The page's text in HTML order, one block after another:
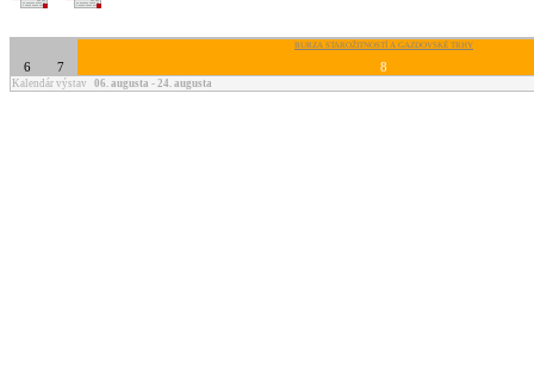
6 7
BURZA STAROŽITNOSTÍ A GAZDOVSKÉ TRHY
8
Kalendár výstav 06. augusta - 24. augusta